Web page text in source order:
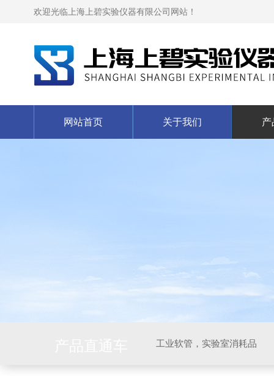
欢迎光临上海上碧实验仪器有限公司网站！
网站首页 关于我们 产
工业软管，实验室消耗品